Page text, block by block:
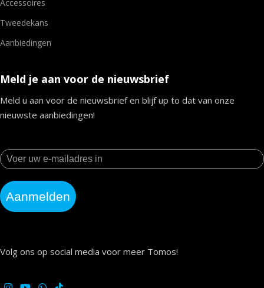
Accessoires
Tweedekans
Aanbiedingen
Meld je aan voor de nieuwsbrief
Meld u aan voor de nieuwsbrief en blijf up to dat van onze
nieuwste aanbiedingen!
Aanmelden
Volg ons op social media voor meer Tomos!